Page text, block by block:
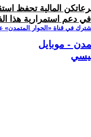
المالية تحفظ
دعم استمرارية هذا
في قناة ‫«الحوار المتمدن»
- موبايل